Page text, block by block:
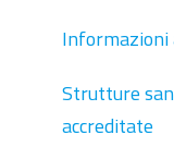
Strutture
accreditate